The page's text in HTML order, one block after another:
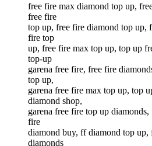
free fire max diamond top up,
free fire
top up, free fire diamond top up,
fire top
up, free fire max top up, top up
top-up
garena free fire, free fire
top up,
garena free fire max top up, top
diamond shop,
garena free fire top up
fire
diamond buy, ff diamond top
diamonds